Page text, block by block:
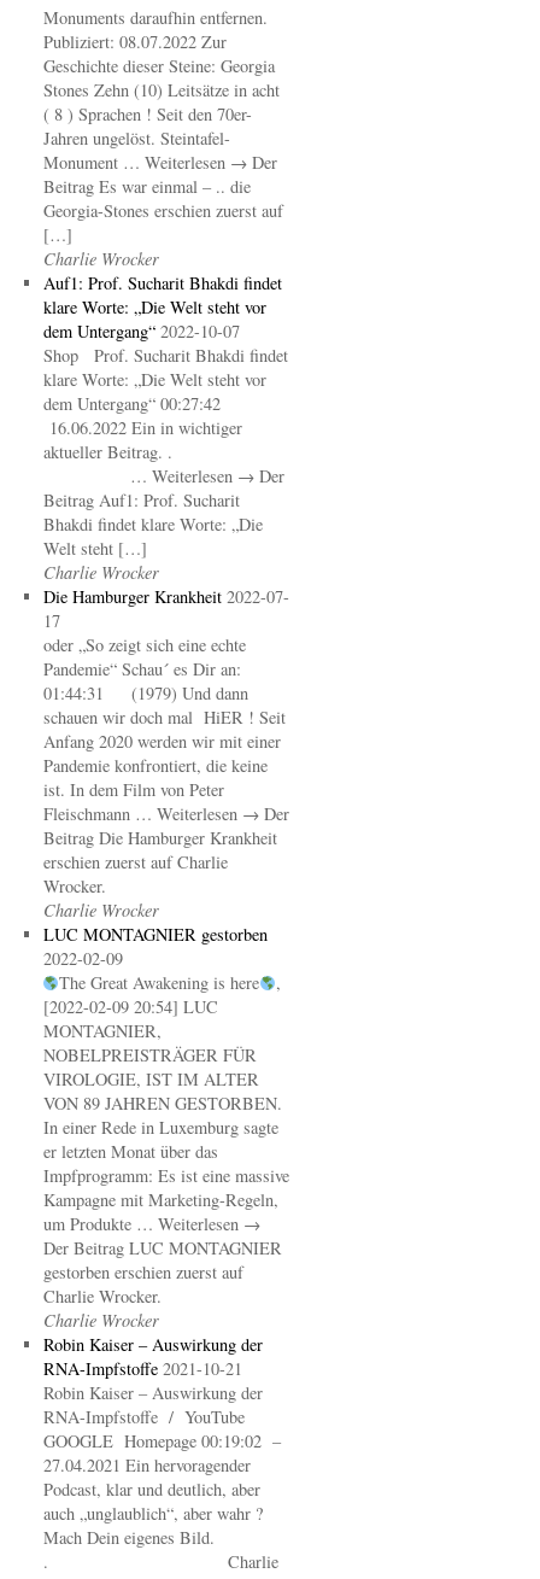
Monuments daraufhin entfernen.
Publiziert: 08.07.2022 Zur
Geschichte dieser Steine: Georgia
Stones Zehn (10) Leitsätze in acht
( 8 ) Sprachen ! Seit den 70er-
Jahren ungelöst. Steintafel-
Monument … Weiterlesen → Der
Beitrag Es war einmal – .. die
Georgia-Stones erschien zuerst auf
[…]
Charlie Wrocker
Auf1: Prof. Sucharit Bhakdi findet
klare Worte: „Die Welt steht vor
dem Untergang“ 2022-10-07
Shop Prof. Sucharit Bhakdi findet
klare Worte: „Die Welt steht vor
dem Untergang“ 00:27:42
16.06.2022 Ein in wichtiger
aktueller Beitrag. .
… Weiterlesen → Der
Beitrag Auf1: Prof. Sucharit
Bhakdi findet klare Worte: „Die
Welt steht […]
Charlie Wrocker
Die Hamburger Krankheit 2022-07-
17
oder „So zeigt sich eine echte
Pandemie“ Schau´ es Dir an:
01:44:31 (1979) Und dann
schauen wir doch mal HiER ! Seit
Anfang 2020 werden wir mit einer
Pandemie konfrontiert, die keine
ist. In dem Film von Peter
Fleischmann … Weiterlesen → Der
Beitrag Die Hamburger Krankheit
erschien zuerst auf Charlie
Wrocker.
Charlie Wrocker
LUC MONTAGNIER gestorben
2022-02-09
The Great Awakening is here
,
[2022-02-09 20:54] LUC
MONTAGNIER,
NOBELPREISTRÄGER FÜR
VIROLOGIE, IST IM ALTER
VON 89 JAHREN GESTORBEN.
In einer Rede in Luxemburg sagte
er letzten Monat über das
Impfprogramm: Es ist eine massive
Kampagne mit Marketing-Regeln,
um Produkte … Weiterlesen →
Der Beitrag LUC MONTAGNIER
gestorben erschien zuerst auf
Charlie Wrocker.
Charlie Wrocker
Robin Kaiser – Auswirkung der
RNA-Impfstoffe 2021-10-21
Robin Kaiser – Auswirkung der
RNA-Impfstoffe / YouTube
GOOGLE Homepage 00:19:02 –
27.04.2021 Ein hervoragender
Podcast, klar und deutlich, aber
auch „unglaublich“, aber wahr ?
Mach Dein eigenes Bild.
. Charlie